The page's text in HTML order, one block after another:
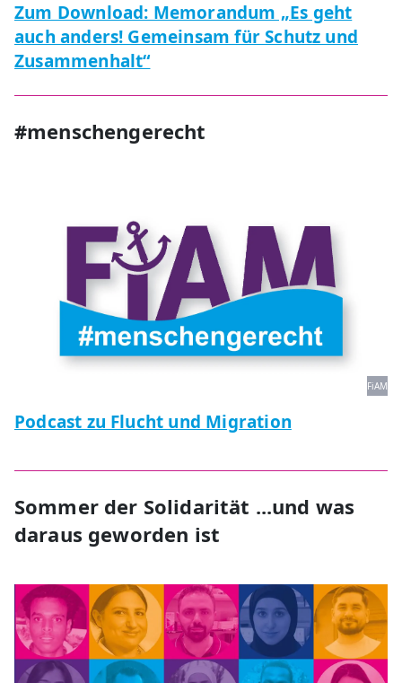
Zum Download: Memorandum „Es geht
auch anders! Gemeinsam für Schutz und
Zusammenhalt“
#menschengerecht
FiAM
Podcast zu Flucht und Migration
Sommer der Solidarität ...und was
daraus geworden ist